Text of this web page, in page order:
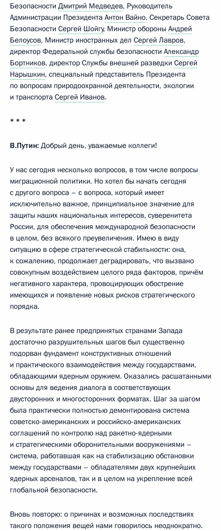
Безопасности Дмитрий Медведев, Руководитель
Администрации Президента Антон Вайно, Секретарь Совета
Безопасности Сергей Шойгу, Министр обороны Андрей
Белоусов, Министр иностранных дел Сергей Лавров,
директор Федеральной службы безопасности Александр
Бортников, директор Службы внешней разведки Сергей
Нарышкин, специальный представитель Президента
по вопросам природоохранной деятельности, экологии
и транспорта Сергей Иванов.
* * *
В.Путин: Добрый день, уважаемые коллеги!
У нас сегодня несколько вопросов, в том числе вопросы
миграционной политики. Но хотел бы начать сегодня
с другого вопроса – с вопроса, который имеет
исключительно важное, принципиальное значение для
защиты наших национальных интересов, суверенитета
России, для обеспечения международной безопасности
в целом, без всякого преувеличения. Имею в виду
ситуацию в сфере стратегической стабильности: она,
к сожалению, продолжает деградировать, что вызвано
совокупным воздействием целого ряда факторов, причём
негативного характера, провоцирующих обострение
имеющихся и появление новых рисков стратегического
порядка.
В результате ранее предпринятых странами Запада
достаточно разрушительных шагов был существенно
подорван фундамент конструктивных отношений
и практического взаимодействия между государствами,
обладающими ядерным оружием. Оказались расшатанными
основы для ведения диалога в соответствующих
двусторонних и многосторонних форматах. Шаг за шагом
была практически полностью демонтирована система
советско-американских и российско-американских
соглашений по контролю над ракетно-ядерными
и стратегическими оборонительными вооружениями –
система, работавшая как на стабилизацию обстановки
между государствами – обладателями двух крупнейших
ядерных арсеналов, так и в целом на укрепление всей
глобальной безопасности.
Вновь повторю: о причинах и возможных последствиях
такого положения вещей нами говорилось неоднократно.